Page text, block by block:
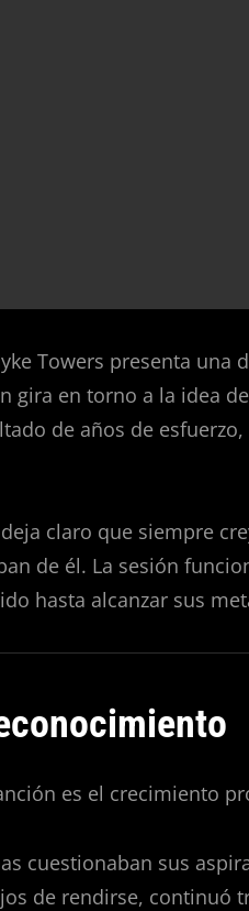
Towers presenta una
gira en torno a la idea
de años de
claro que siempre
de él. La sesión
hasta alcanzar sus
es el crecimiento
cuestionaban sus
de rendirse, continuó